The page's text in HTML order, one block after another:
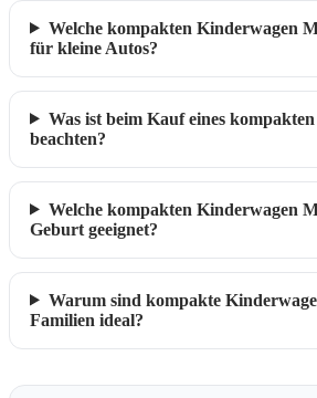
Welche kompakten Kinderwagen
für kleine Autos?
Was ist beim Kauf eines
beachten?
Welche kompakten Kinderwagen
Geburt geeignet?
Warum sind kompakte
Familien ideal?